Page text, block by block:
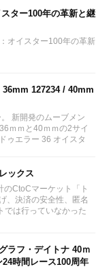
ター100年の革新と継
オイスター100年の革新
36mm 127234 / 40mm
新開発のムーブメン
ｍｍと40ｍｍの2サイ
ゥエラー 36 オイスタ
ックス
CtoCマーケット「ト
、決済の安全性、匿名
では行っていなかった
ラフ・デイトナ 40ｍ
時間レース100周年